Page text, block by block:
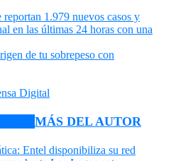
1.979 nuevos casos y
en las últimas 24 horas con una
de tu sobrepeso con
Digital
MÁS DEL AUTOR